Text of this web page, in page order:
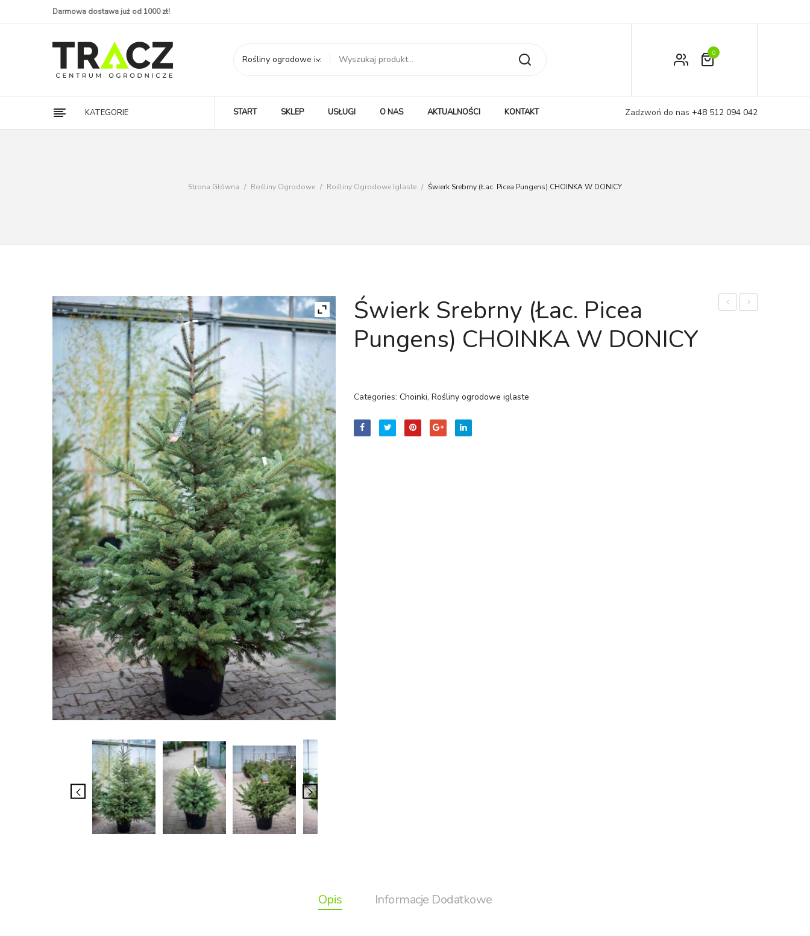
Darmowa dostawa już od 1000 zł!
Moje konto
0
Rośliny ogrodowe iglaste
KATEGORIE START SKLEP USŁUGI O NAS AKTUALNOŚCI KONTAKT Zadzwoń do nas +48 512 094 042
Strona Główna / Rośliny Ogrodowe / Rośliny Ogrodowe Iglaste / Świerk Srebrny (łac. Picea Pungens) CHOINKA W DONICY
Świerk Srebrny (łac. Picea
Pungens) CHOINKA W DONICY
Categories: Choinki, Rośliny ogrodowe iglaste
Opis Informacje Dodatkowe